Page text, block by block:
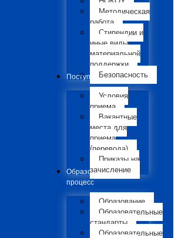
Методическая
работа
Стипендии и
иные виды
материальной
поддержки
Безопасность
Поступающим
Условия
приема
Вакантные
места для
приема
(перевода)
Приказы на
зачисление
Образовательный
процесс
Образование
Образовательные
стандарты
Образовательные